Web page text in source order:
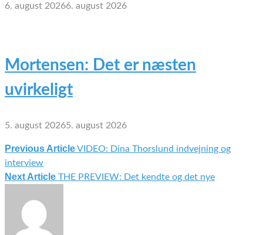
6. august 20266. august 2026
Mortensen: Det er næsten
uvirkeligt
5. august 20265. august 2026
Indlægsnavigation
Previous ArticleVIDEO: Dina Thorslund indvejning og
interview
Next Article THE PREVIEW: Det kendte og det nye